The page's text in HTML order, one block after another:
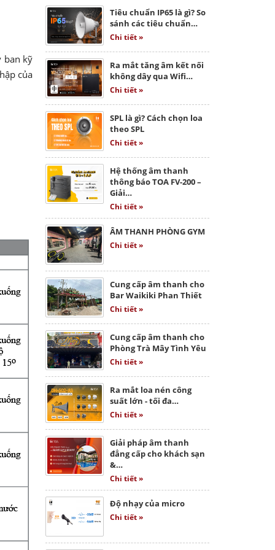
ban kỹ
của
Tiêu chuẩn IP65 là gì? So
sánh các tiêu chuẩn…
Chi tiết »
Ra mắt tăng âm kết nối
không dây qua Wifi…
Chi tiết »
SPL là gì? Cách chọn loa
theo SPL
Chi tiết »
Hệ thống âm thanh
thông báo TOA FV-200 –
Giải…
Chi tiết »
ÂM THANH PHÒNG GYM
Chi tiết »
Cung cấp âm thanh cho
Bar Waikiki Phan Thiết
Chi tiết »
Cung cấp âm thanh cho
Phòng Trà Mây Tình Yêu
Chi tiết »
Ra mắt loa nén công
suất lớn - tối đa…
Chi tiết »
Giải pháp âm thanh
đẳng cấp cho khách sạn
&…
Chi tiết »
Độ nhạy của micro
Chi tiết »